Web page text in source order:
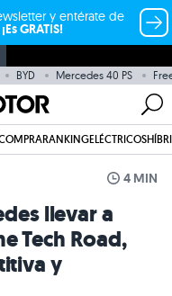
y entérate de
¡Es GRATIS!
BYD Mercedes 40 PS
RANKINGELÉCTRICOS
4 MIN
llevar a
Tech Road,
y